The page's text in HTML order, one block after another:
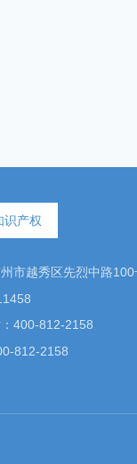
识产权
市越秀区先烈中路
400-812-2158
812-2158